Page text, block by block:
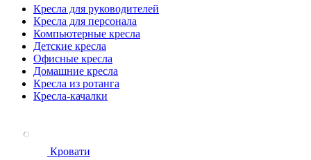
Кресла для руководителей
Кресла для персонала
Компьютерные кресла
Детские кресла
Офисные кресла
Домашние кресла
Кресла из ротанга
Кресла-качалки
Кровати